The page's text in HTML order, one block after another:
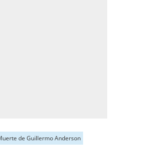
de Guillermo Anderson